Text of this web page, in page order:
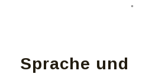
Sprache und